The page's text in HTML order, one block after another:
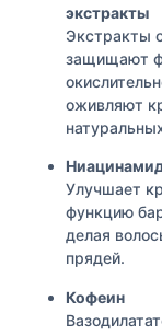
экстракты
Экстракты
защищают
оживляют
Улучшает
функцию
делая
прядей.
Кофеин